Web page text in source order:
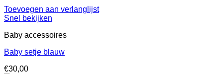
Toevoegen aan verlanglijst
Snel bekijken
Baby accessoires
Baby setje blauw
€30,00